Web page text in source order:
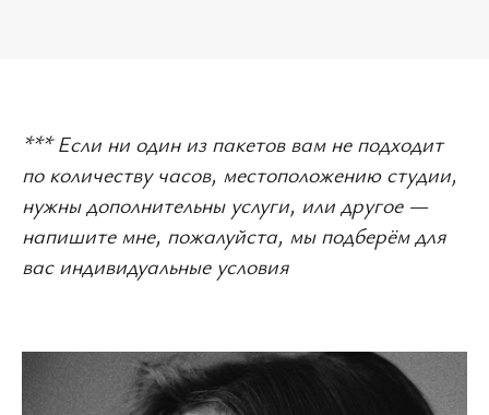
*** Если ни один из пакетов вам не подходит
по количеству часов, местоположению студии,
нужны дополнительны услуги, или другое —
напишите мне, пожалуйста, мы подберём для
вас индивидуальные условия